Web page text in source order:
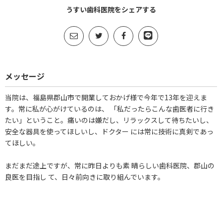
うすい歯科医院をシェアする
メッセージ
当院は、福島県郡山市で開業しておかげ様で今年で13年を迎えま
す。常に私が心がけているのは、 「私だったらこんな歯医者に行き
たい」ということ。痛いのは嫌だし、リラックスして待ちたいし、
安全な器具を使ってほしいし、ドクター には常に技術に真剣であっ
てほしい。
まだまだ途上ですが、常に昨日よりも素 晴らしい歯科医院、郡山の
良医を目指し て、日々前向きに取り組んでいます。